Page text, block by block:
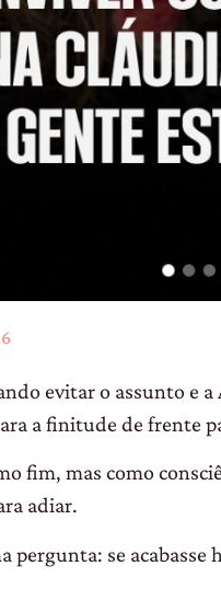
evitar o assunto e
a finitude de frente
fim, mas como
adiar.
pergunta: se acabasse